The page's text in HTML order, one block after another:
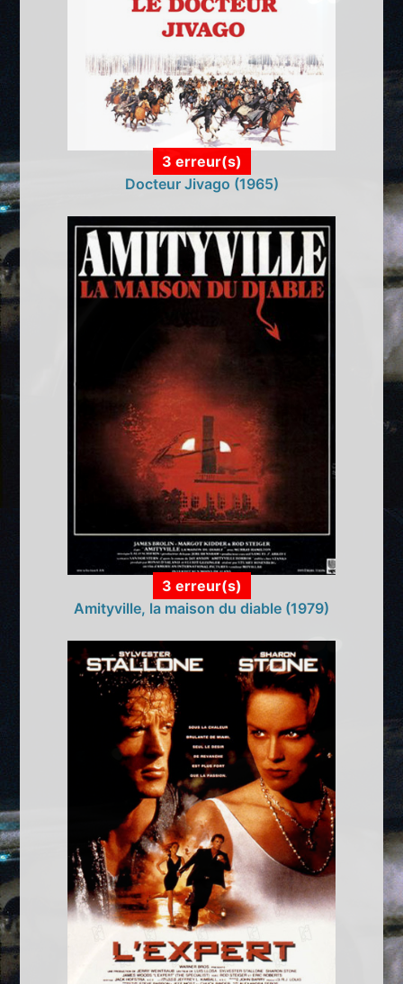
3 erreur(s)
Docteur Jivago (1965)
3 erreur(s)
Amityville, la maison du diable (1979)